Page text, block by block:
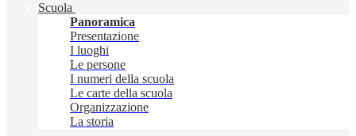
Scuola
Panoramica
Presentazione
I luoghi
Le persone
I numeri della scuola
Le carte della scuola
Organizzazione
La storia